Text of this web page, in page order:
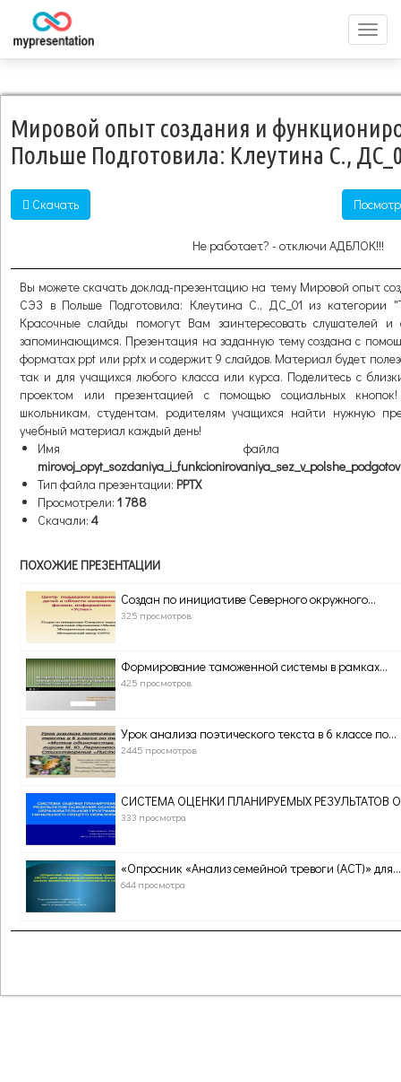
меню
Мировой опыт создания и
Польше Подготовила: Клеутина С.,
Скачать
Не работает? - отключи АДБЛОК!!!
Вы можете скачать доклад-презентацию на тему Мировой опыт
СЭЗ в Польше Подготовила: Клеутина С., ДС_01 из категории
Красочные слайды помогут Вам заинтересовать слушателей и
запоминающимся. Презентация на заданную тему создана с
форматах ppt или pptx и содержит 9 слайдов. Материал будет
так и для учащихся любого класса или курса. Поделитесь с
проектом или презентацией с помощью социальных
школьникам, студентам, родителям учащихся найти нужную
учебный материал каждый день!
Имя файла
Тип файла презентации: PPTX
Просмотрели: 1 788
Скачали: 4
ПОХОЖИЕ ПРЕЗЕНТАЦИИ
Создан по инициативе Северного окружного...
325 просмотров
Формирование таможенной системы в рамках...
425 просмотров
Урок анализа поэтического текста в 6 классе по...
2445 просмотров
СИСТЕМА ОЦЕНКИ ПЛАНИРУЕМЫХ РЕЗУЛЬТАТОВ
333 просмотра
«Опросник «Анализ семейной тревоги (АСТ)» для...
644 просмотра